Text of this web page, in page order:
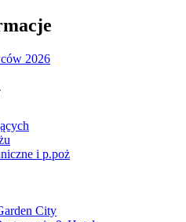
2026
i p.poż
City